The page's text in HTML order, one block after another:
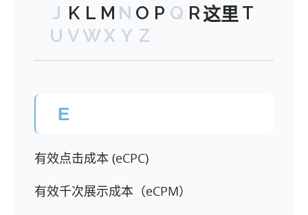
J K L M N O P Q R 这里 T
U VWX Y Z
E
有效点击成本 (eCPC)
有效千次展示成本（eCPM）